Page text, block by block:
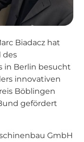
Biadacz hat
des
in Berlin besucht
innovativen
Böblingen
gefördert
GmbH